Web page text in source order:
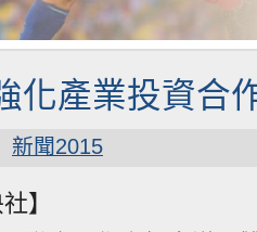
化產業投資合
新聞2015
】